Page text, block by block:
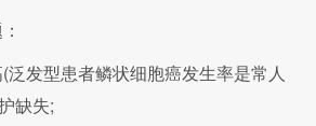
发型患者鳞状细胞癌发生率是常人
缺失;